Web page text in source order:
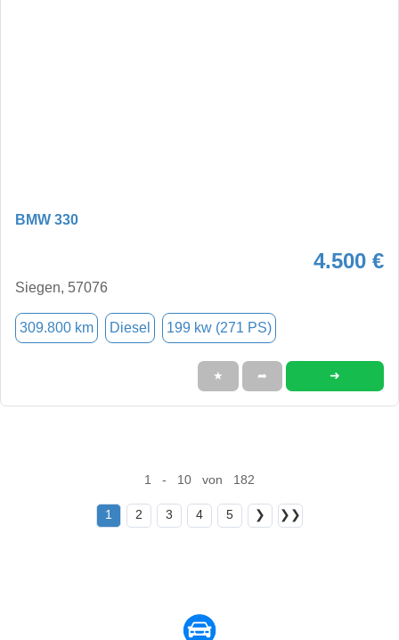
BMW 330
4.500 €
Siegen, 57076
309.800 km Diesel 199 kw (271 PS)
★ ➦ ➜
1 - 10 von 182
1 2 3 4 5 ❯ ❯❯